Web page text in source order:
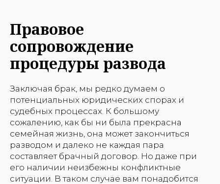
Правовое
сопровождение
процедуры развода
Заключая брак, мы редко думаем о
потенциальных юридических спорах и
судебных процессах. К большому
сожалению, как бы ни была прекрасна
семейная жизнь, она может закончиться
разводом и далеко не каждая пара
составляет брачный договор. Но даже при
его наличии неизбежны конфликтные
ситуации. В таком случае вам понадобится